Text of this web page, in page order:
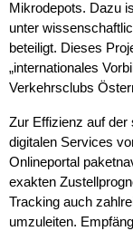
Mikrodepots. Dazu
unter
beteiligt. Dieses
„internationales
Verkehrsclubs
Zur Effizienz auf der
digitalen Services
Onlineportal
exakten
Tracking auch
umzuleiten.